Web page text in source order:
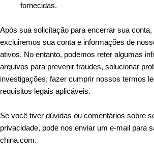
fornecidas.
Após sua solicitação para encerrar sua
excluiremos sua conta e informações de
ativos. No entanto, podemos reter algumas
arquivos para prevenir fraudes, solucionar
investigações, fazer cumprir nossos termos
requisitos legais aplicáveis.
Se você tiver dúvidas ou comentários sobre
privacidade, pode nos enviar um e-mail para
china.com.